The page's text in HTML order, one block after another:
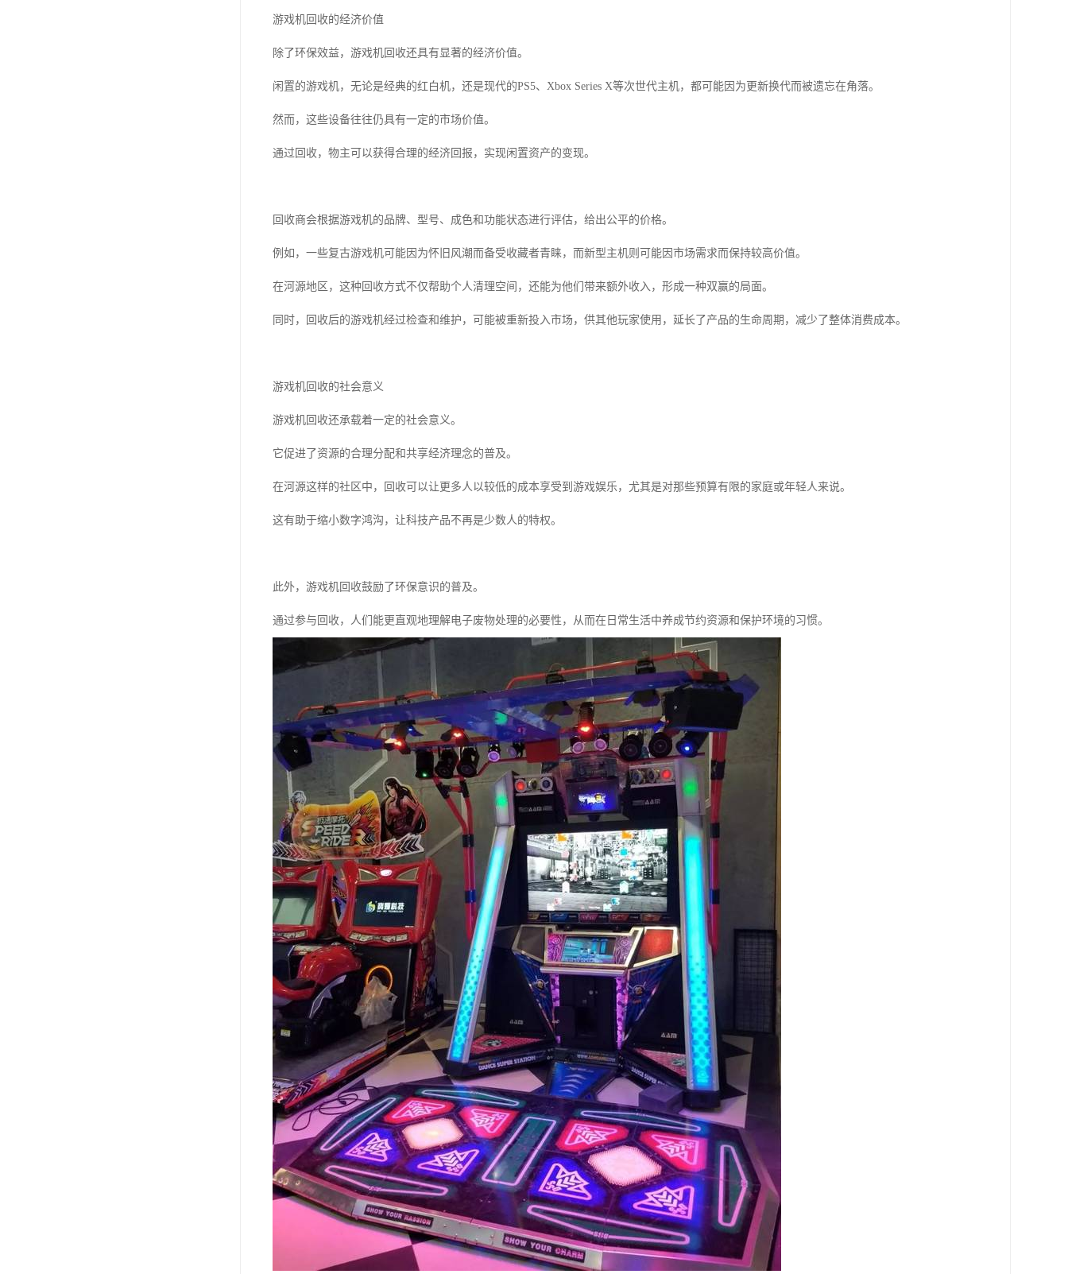
游戏机回收的经济价值
除了环保效益，游戏机回收还具有显著的经济价值。
闲置的游戏机，无论是经典的红白机，还是现代的PS5、Xbox Series X等次世代主机，都可能因为更新换代而被遗忘在角落。
然而，这些设备往往仍具有一定的市场价值。
通过回收，物主可以获得合理的经济回报，实现闲置资产的变现。
回收商会根据游戏机的品牌、型号、成色和功能状态进行评估，给出公平的价格。
例如，一些复古游戏机可能因为怀旧风潮而备受收藏者青睐，而新型主机则可能因市场需求而保持较高价值。
在河源地区，这种回收方式不仅帮助个人清理空间，还能为他们带来额外收入，形成一种双赢的局面。
同时，回收后的游戏机经过检查和维护，可能被重新投入市场，供其他玩家使用，延长了产品的生命周期，减少了整体消费成本。
游戏机回收的社会意义
游戏机回收还承载着一定的社会意义。
它促进了资源的合理分配和共享经济理念的普及。
在河源这样的社区中，回收可以让更多人以较低的成本享受到游戏娱乐，尤其是对那些预算有限的家庭或年轻人来说。
这有助于缩小数字鸿沟，让科技产品不再是少数人的特权。
此外，游戏机回收鼓励了环保意识的普及。
通过参与回收，人们能更直观地理解电子废物处理的必要性，从而在日常生活中养成节约资源和保护环境的习惯。